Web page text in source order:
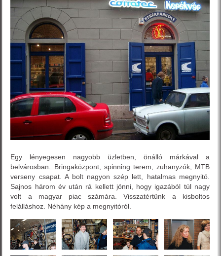
Egy lényegesen nagyobb üzletben, önálló márkával a
belvárosban. Bringaközpont, spinning terem, zuhanyzók, MTB
verseny csapat. A bolt nagyon szép lett, hatalmas megnyitó.
Sajnos három év után rá kellett jönni, hogy igazából túl nagy
volt a magyar piac számára. Visszatértünk a kisboltos
felálláshoz. Néhány kép a megnyitóról.